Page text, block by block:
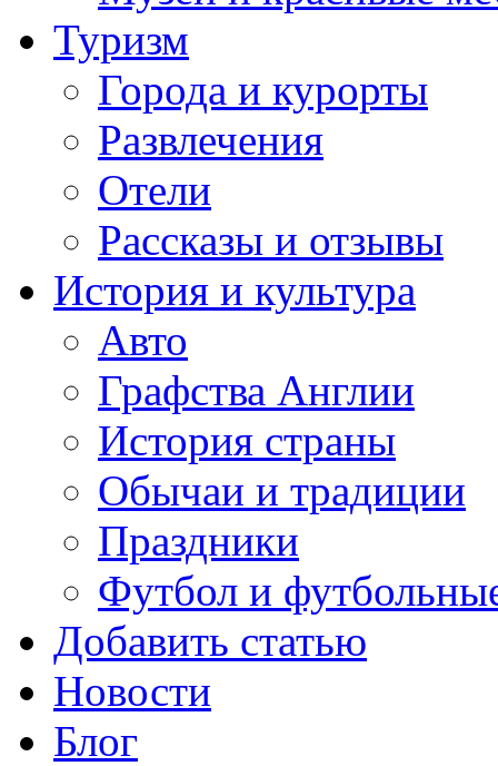
Туризм
Города и курорты
Развлечения
Отели
Рассказы и отзывы
История и культура
Авто
Графства Англии
История страны
Обычаи и традиции
Праздники
Футбол и
Добавить статью
Новости
Блог